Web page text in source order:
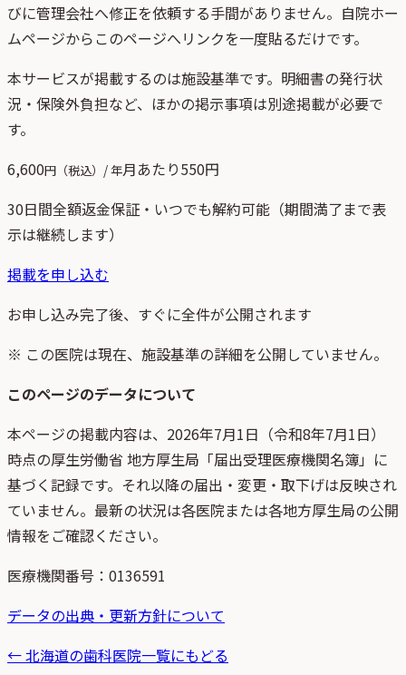
びに管理会社へ修正を依頼する手間がありません。自院ホー
ムページからこのページへリンクを一度貼るだけです。
本サービスが掲載するのは施設基準です。明細書の発行状
況・保険外負担など、ほかの掲示事項は別途掲載が必要で
す。
6,600円（税込）/ 年月あたり550円
30日間全額返金保証・いつでも解約可能（期間満了まで表
示は継続します）
掲載を申し込む
お申し込み完了後、すぐに全件が公開されます
※ この医院は現在、施設基準の詳細を公開していません。
このページのデータについて
本ページの掲載内容は、 2026年7月1日 （令和8年7月1日）
時点の厚生労働省 地方厚生局「届出受理医療機関名簿」 に
基づく記録です。それ以降の届出・変更・取下げは反映され
ていません。最新の状況は各医院または各地方厚生局の公開
情報をご確認ください。
医療機関番号： 0136591
データの出典・更新方針について
←北海道の歯科医院一覧にもどる